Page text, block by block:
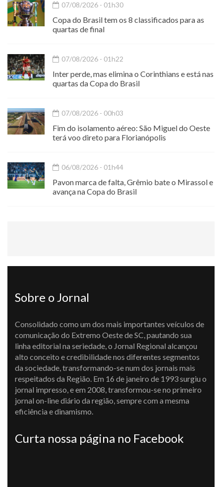
07/08/2026 - 01h30
Copa do Brasil tem os 8 classificados para as
quartas de final
07/08/2026 - 01h22
Inter perde, mas elimina o Corinthians e está nas
quartas da Copa do Brasil
07/08/2026 - 00h03
Fim do isolamento aéreo: São Miguel do Oeste
terá voo direto para Florianópolis
06/08/2026 - 01h44
Pavon marca de falta, Grêmio bate o Mirassol e
avança na Copa do Brasil
Sobre o Jornal
Consolidado como um dos mais importantes veículos de
comunicação do Extremo Oeste de SC, pautando sua
linha editorial na seriedade, o Jornal Regional alcançou
alto conceito e credibilidade nos diferentes segmentos
da sociedade, transformando-se num dos jornais mais
respeitados da Região. Em 16 de janeiro de 1993 surgiu o
jornal impresso, e em 2008, transformou-se no primeiro
jornal on-line diário da região, sempre com a mesma
eficiência e dinamismo.
Curta nossa página no Facebook